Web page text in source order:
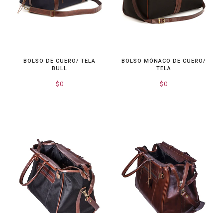
BOLSO DE CUERO/ TELA
BULL
$0
BOLSO MÓNACO DE CUERO/
TELA
$0